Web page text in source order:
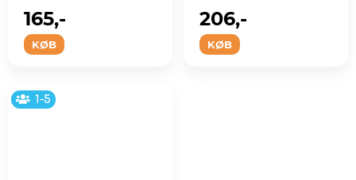
KØB
165,-
KØB
206,-
1-5